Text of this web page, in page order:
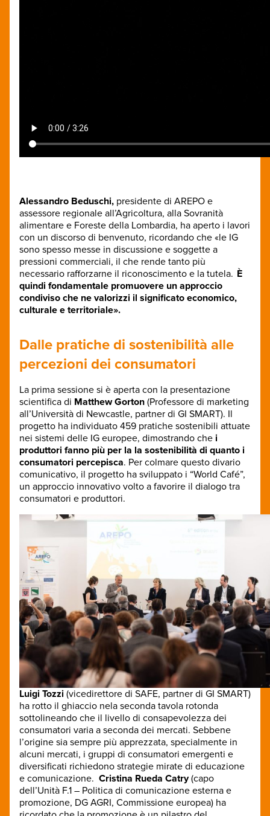
Alessandro Beduschi, presidente di AREPO e
assessore regionale all’Agricoltura, alla Sovranità
alimentare e Foreste della Lombardia, ha aperto i lavori
con un discorso di benvenuto, ricordando che «le IG
sono spesso messe in discussione e soggette a
pressioni commerciali, il che rende tanto più
necessario rafforzarne il riconoscimento e la tutela. È
quindi fondamentale promuovere un approccio
condiviso che ne valorizzi il significato economico,
culturale e territoriale».
Dalle pratiche di sostenibilità alle
percezioni dei consumatori
La prima sessione si è aperta con la presentazione
scientifica di Matthew Gorton (Professore di marketing
all’Università di Newcastle, partner di GI SMART). Il
progetto ha individuato 459 pratiche sostenibili attuate
nei sistemi delle IG europee, dimostrando che i
produttori fanno più per la la sostenibilità di quanto i
consumatori percepisca. Per colmare questo divario
comunicativo, il progetto ha sviluppato i “World Café”,
un approccio innovativo volto a favorire il dialogo tra
consumatori e produttori.
Luigi Tozzi (vicedirettore di SAFE, partner di GI SMART)
ha rotto il ghiaccio nela seconda tavola rotonda
sottolineando che il livello di consapevolezza dei
consumatori varia a seconda dei mercati. Sebbene
l’origine sia sempre più apprezzata, specialmente in
alcuni mercati, i gruppi di consumatori emergenti e
diversificati richiedono strategie mirate di educazione
e comunicazione. Cristina Rueda Catry(capo
dell’Unità F.1 – Politica di comunicazione esterna e
promozione, DG AGRI, Commissione europea) ha